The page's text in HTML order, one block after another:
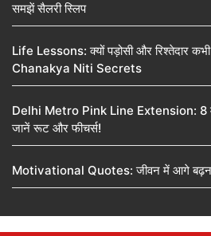
समझें सैलरी स्लिप
Life Lessons: क्यों पड़ोसी और रिश्तेदार
Chanakya Niti Secrets
Delhi Metro Pink Line Extension: 8
जानें रूट और फीचर्स!
Motivational Quotes: जीवन में आगे बढ़ना